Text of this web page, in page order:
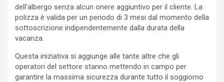
dell’albergo senza alcun onere aggiuntivo per il cliente. La
polizza è valida per un periodo di 3 mesi dal momento della
sottoscrizione indipendentemente dalla durata della
vacanza.
Questa iniziativa si aggiunge alle tante altre che gli
operatori del settore stanno mettendo in campo per
garantire la massima sicurezza durante tutto il soggiorno